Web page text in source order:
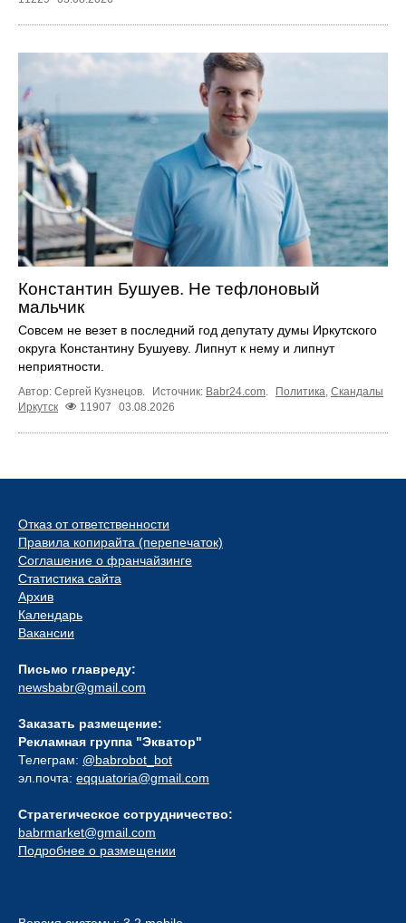
Константин Бушуев. Не тефлоновый
мальчик
Совсем не везет в последний год депутату думы Иркутского
округа Константину Бушуеву. Липнут к нему и липнут
неприятности.
Автор: Сергей Кузнецов. Источник: Babr24.com. Политика, Скандалы
Иркутск
11907 03.08.2026
Отказ от ответственности
Правила копирайта (перепечаток)
Соглашение о франчайзинге
Статистика сайта
Архив
Календарь
Вакансии
Письмо главреду:
newsbabr@gmail.com
Заказать размещение:
Рекламная группа "Экватор"
Телеграм: @babrobot_bot
эл.почта: eqquatoria@gmail.com
Стратегическое сотрудничество:
babrmarket@gmail.com
Подробнее о размещении